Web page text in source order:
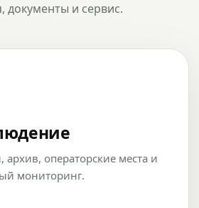
документы и сервис.
операторские места и
мониторинг.